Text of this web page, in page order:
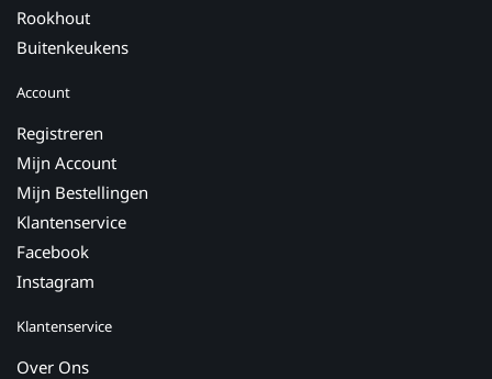
Rookhout
Buitenkeukens
Account
Registreren
Mijn Account
Mijn Bestellingen
Klantenservice
Facebook
Instagram
Klantenservice
Over Ons